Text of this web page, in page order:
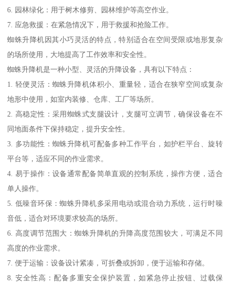
6. 园林绿化：用于树木修剪、园林维护等高空作业。
7. 应急救援：在紧急情况下，用于救援和抢险工作。
蜘蛛升降机因其小巧灵活的特点，特别适合在空间受限或地形复杂
的场所使用，大地提高了工作效率和安全性。
蜘蛛升降机是一种小型、灵活的升降设备，具有以下特点：
1. 轻便灵活：蜘蛛升降机体积小、重量轻，适合在狭窄空间或复杂
地形中使用，如室内装修、仓库、工厂等场所。
2. 高稳定性：采用蜘蛛式支腿设计，支腿可立调节，确保设备在不
同地面条件下保持稳定，提升安全性。
3. 多功能性：蜘蛛升降机可配备多种工作平台，如护栏平台、旋转
平台等，适应不同的作业需求。
4. 易于操作：设备通常配备简单直观的控制系统，操作方便，适合
单人操作。
5. 低噪音环保：蜘蛛升降机多采用电动或混合动力系统，运行时噪
音低，适合对环境要求较高的场所。
6. 高度调节范围大：蜘蛛升降机的升降高度范围较大，可满足不同
高度的作业需求。
7. 便于运输：设备设计紧凑，可折叠或拆卸，便于运输和存储。
8. 安全性高：配备多重安全保护装置，如紧急停止按钮、过载保